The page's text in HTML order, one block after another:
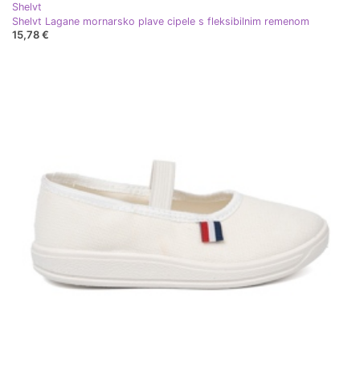
Shelvt
Shelvt Lagane mornarsko plave cipele s fleksibilnim remenom
15,78 €